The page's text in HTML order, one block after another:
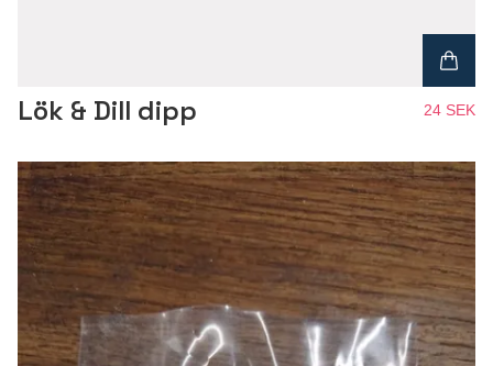
Lök & Dill dipp 24 SEK